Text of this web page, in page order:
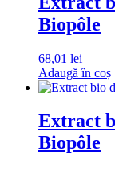
Biopôle
68,01 lei
Adaugă în coș
Extract
Biopôle